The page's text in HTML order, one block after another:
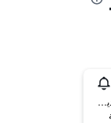
Via Martiri 25, ماروبيو, سردينيا, إيطاليا